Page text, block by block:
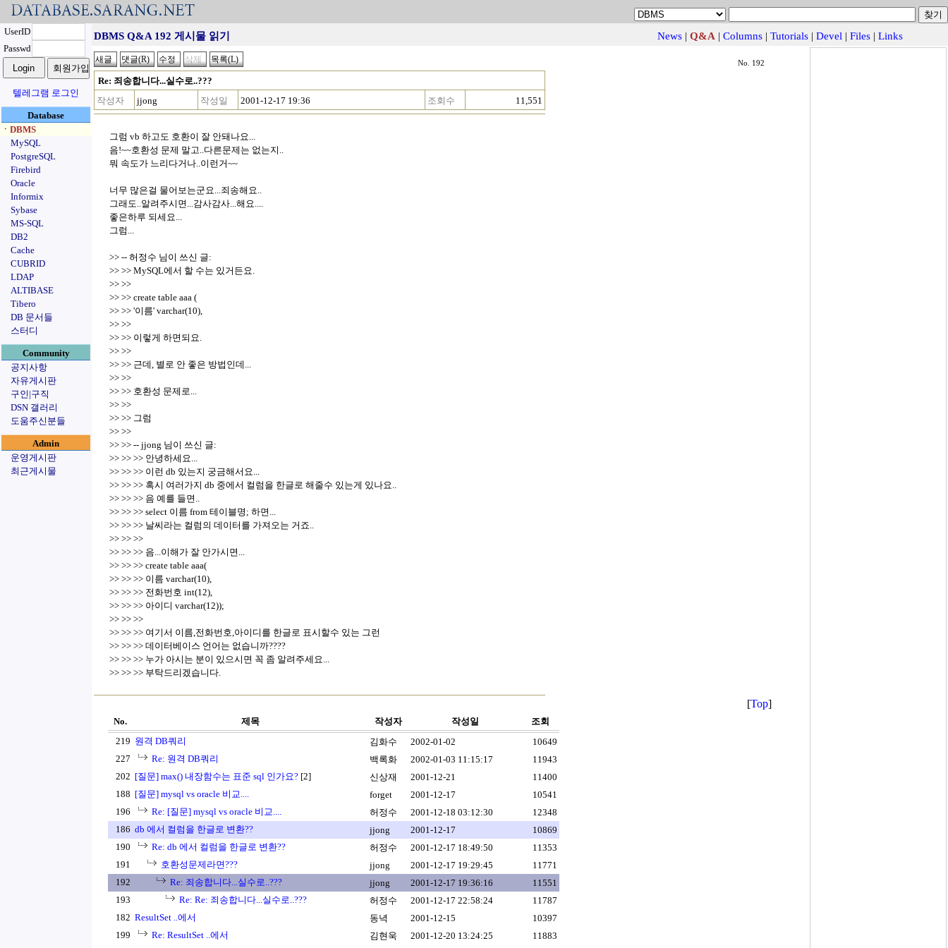
UserID
Passwd
텔레그램 로그인
Database
ㆍDBMS
MySQL
PostgreSQL
Firebird
Oracle
Informix
Sybase
MS-SQL
DB2
Cache
CUBRID
LDAP
ALTIBASE
Tibero
DB 문서들
스터디
Community
공지사항
자유게시판
구인|구직
DSN 갤러리
도움주신분들
Admin
운영게시판
최근게시물
DBMS Q&A 192 게시물 읽기 News | Q&A | Columns | Tutorials | Devel | Files | Links
No. 192
Re: 죄송합니다...실수로..???
작성자
jjong 작성일 2001-12-17 19:36 조회수 11,551
그럼 vb 하고도 호환이 잘 안돼나요...
음!~~호환성 문제 말고..다른문제는 없는지..
뭐 속도가 느리다거나..이런거~~
너무 많은걸 물어보는군요...죄송해요..
그래도..알려주시면...감사감사...해요....
좋은하루 되세요...
그럼...
>> -- 허정수 님이 쓰신 글:
>> >> MySQL에서 할 수는 있거든요.
>> >>
>> >> create table aaa (
>> >> '이름' varchar(10),
>> >>
>> >> 이렇게 하면되요.
>> >>
>> >> 근데, 별로 안 좋은 방법인데...
>> >>
>> >> 호환성 문제로...
>> >>
>> >> 그럼
>> >>
>> >> -- jjong 님이 쓰신 글:
>> >> >> 안녕하세요...
>> >> >> 이런 db 있는지 궁금해서요...
>> >> >> 혹시 여러가지 db 중에서 컬럼을 한글로 해줄수 있는게 있나요..
>> >> >> 음 예를 들면..
>> >> >> select 이름 from 테이블명; 하면...
>> >> >> 날씨라는 컬럼의 데이터를 가져오는 거죠..
>> >> >>
>> >> >> 음...이해가 잘 안가시면...
>> >> >> create table aaa(
>> >> >> 이름 varchar(10),
>> >> >> 전화번호 int(12),
>> >> >> 아이디 varchar(12));
>> >> >>
>> >> >> 여기서 이름,전화번호,아이디를 한글로 표시할수 있는 그런
>> >> >> 데이터베이스 언어는 없습니까????
>> >> >> 누가 아시는 분이 있으시면 꼭 좀 알려주세요...
>> >> >> 부탁드리겠습니다.
[Top]
No. 제목 작성자 작성일
조회
219 원격 DB쿼리 김화수 2002-01-02
10649
227
Re: 원격 DB쿼리 백록화 2002-01-03 11:15:17
11943
202 [질문] max() 내장함수는 표준 sql 인가요? [2] 신상재 2001-12-21
11400
188 [질문] mysql vs oracle 비교.... forget 2001-12-17
10541
196
Re: [질문] mysql vs oracle 비교.... 허정수 2001-12-18 03:12:30
12348
186 db 에서 컬럼을 한글로 변환?? jjong 2001-12-17
10869
190
Re: db 에서 컬럼을 한글로 변환?? 허정수 2001-12-17 18:49:50
11353
191
호환성문제라면??? jjong 2001-12-17 19:29:45
11771
192
Re: 죄송합니다...실수로..??? jjong 2001-12-17 19:36:16
11551
193
Re: Re: 죄송합니다...실수로..??? 허정수 2001-12-17 22:58:24
11787
182 ResultSet ..에서 동녁 2001-12-15
10397
199
Re: ResultSet ..에서 김현욱 2001-12-20 13:24:25
11883